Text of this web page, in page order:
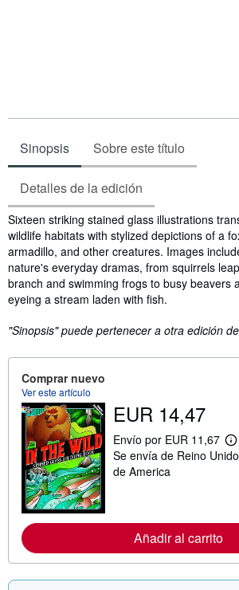
Sinopsis Sobre este título
Detalles de la edición
Sinopsis
Sixteen striking stained glass illustrations
wildlife habitats with stylized depictions of a
armadillo, and other creatures. Images
nature's everyday dramas, from squirrels
branch and swimming frogs to busy beavers
eyeing a stream laden with fish.
"Sinopsis" puede pertenecer a otra edición
Comprar nuevo
Ver este artículo
EUR 14,47
Envío por EUR 11,67
M
á
a
c
Se envía de Reino
de America
Añadir al carrito